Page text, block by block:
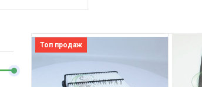
Топ продаж